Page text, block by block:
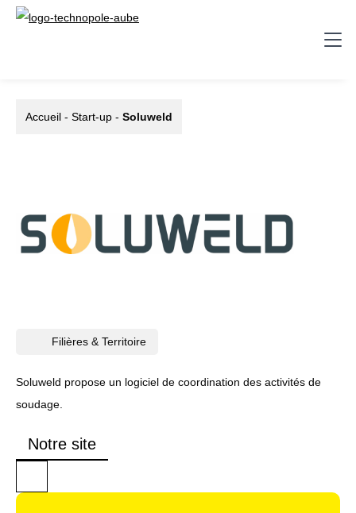
Accueil - Start-up - Soluweld
Filières & Territoire
Soluweld propose un logiciel de coordination des activités de
soudage.
Notre site